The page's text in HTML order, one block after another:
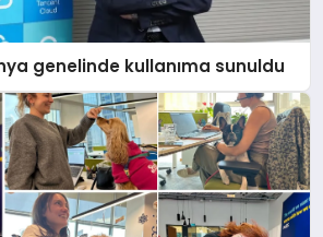
genelinde kullanıma sunuldu